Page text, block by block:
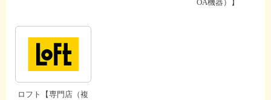
OA機器）】
ロフト【専門店（複